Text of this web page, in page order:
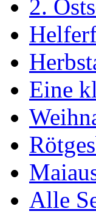
2.
Eine
Alle